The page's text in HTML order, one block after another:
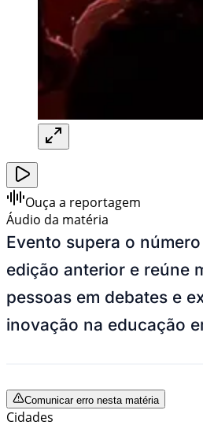
Ouça a reportagem
Áudio da matéria
Evento supera o
edição anterior e reúne
pessoas em debates e
inovação na educação
Comunicar erro nesta matéria
Cidades